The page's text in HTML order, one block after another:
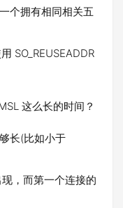
个拥有相同相关五
SO_REUSEADDR
这么长的时间？
长(比如小于
，而第一个连接的